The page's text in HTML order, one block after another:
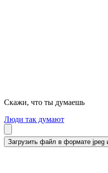
Скажи, что ты думаешь
Люди так думают